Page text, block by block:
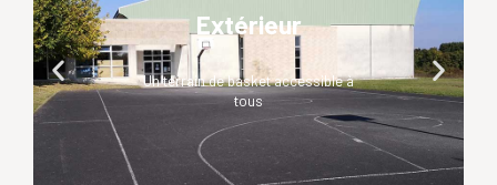
Intérieur
Deux salles et des gradins pouvant
accueillir 300 personnes